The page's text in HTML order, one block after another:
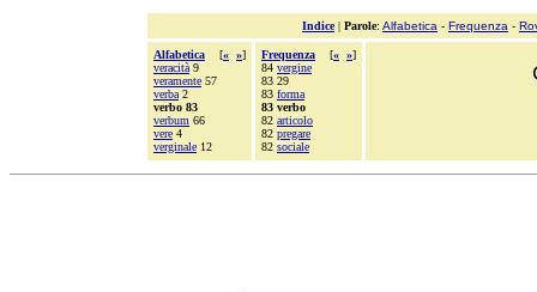
Indice| Parole: Alfabetica - Frequenza -
Alfabetica [« »]
veracità 9
veramente 57
verba 2
verbo 83
verbum 66
vere 4
verginale 12
Frequenza [« »]
84 vergine
83 29
83 forma
83 verbo
82 articolo
82 pregare
82 sociale